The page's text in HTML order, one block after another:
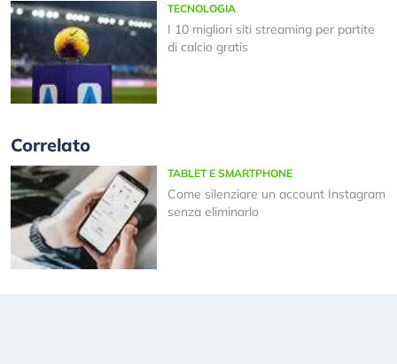
TECNOLOGIA
I 10 migliori siti streaming per partite
di calcio gratis
Correlato
TABLET E SMARTPHONE
Come silenziare un account Instagram
senza eliminarlo